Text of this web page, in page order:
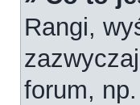
Rangi,
forum,